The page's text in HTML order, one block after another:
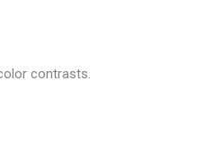
contrasts.